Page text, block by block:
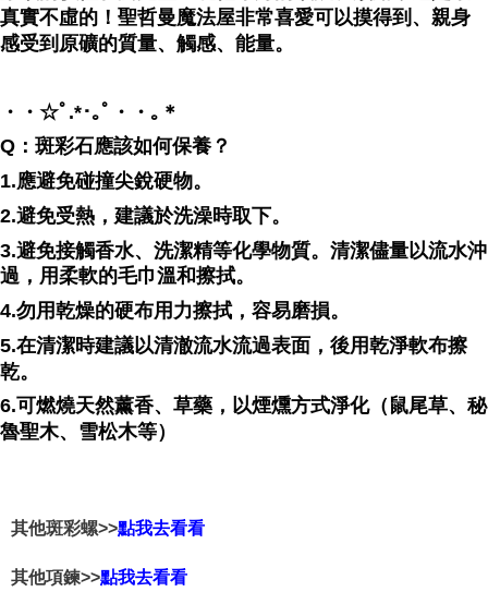
真實不虛的！聖哲曼魔法屋非常喜愛可以摸得到、親身
感受到原礦的質量、觸感、能量。
・・☆ﾟ⁠.⁠*⁠･⁠｡ﾟ・・｡＊
Q：斑彩石應該如何保養？
1.應避免碰撞尖銳硬物。
2.避免受熱，建議於洗澡時取下。
3.避免接觸香水、洗潔精等化學物質。清潔儘量以流水沖
過，用柔軟的毛巾溫和擦拭。
4.勿用乾燥的硬布用力擦拭，容易磨損。
5.在清潔時建議以清澈流水流過表面，後用乾淨軟布擦
乾。
6.可燃燒天然薰香、草藥，以煙燻方式淨化（鼠尾草、秘
魯聖木、雪松木等）
其他斑彩螺>>點我去看看
其他項鍊>>點我去看看